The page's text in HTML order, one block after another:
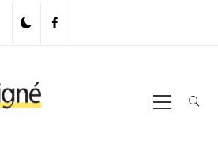
Primary
Menu